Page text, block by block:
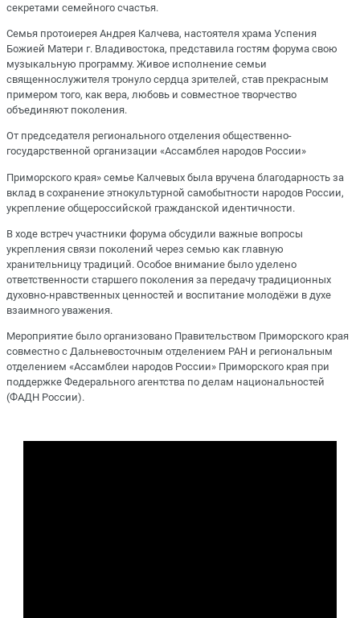
секретами семейного счастья.
Семья протоиерея Андрея Калчева, настоятеля храма Успения
Божией Матери г. Владивостока, представила гостям форума свою
музыкальную программу. Живое исполнение семьи
священнослужителя тронуло сердца зрителей, став прекрасным
примером того, как вера, любовь и совместное творчество
объединяют поколения.
От председателя регионального отделения общественно-
государственной организации «Ассамблея народов России»
Приморского края» семье Калчевых была вручена благодарность за
вклад в сохранение этнокультурной самобытности народов России,
укрепление общероссийской гражданской идентичности.
В ходе встреч участники форума обсудили важные вопросы
укрепления связи поколений через семью как главную
хранительницу традиций. Особое внимание было уделено
ответственности старшего поколения за передачу традиционных
духовно-нравственных ценностей и воспитание молодёжи в духе
взаимного уважения.
Мероприятие было организовано Правительством Приморского края
совместно с Дальневосточным отделением РАН и региональным
отделением «Ассамблеи народов России» Приморского края при
поддержке Федерального агентства по делам национальностей
(ФАДН России).